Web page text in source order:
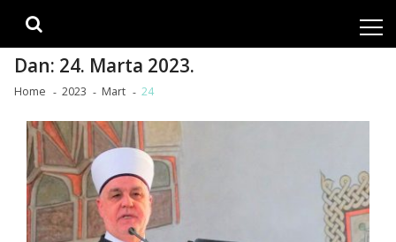
Dan: 24. Marta 2023.
Home 2023 Mart 24